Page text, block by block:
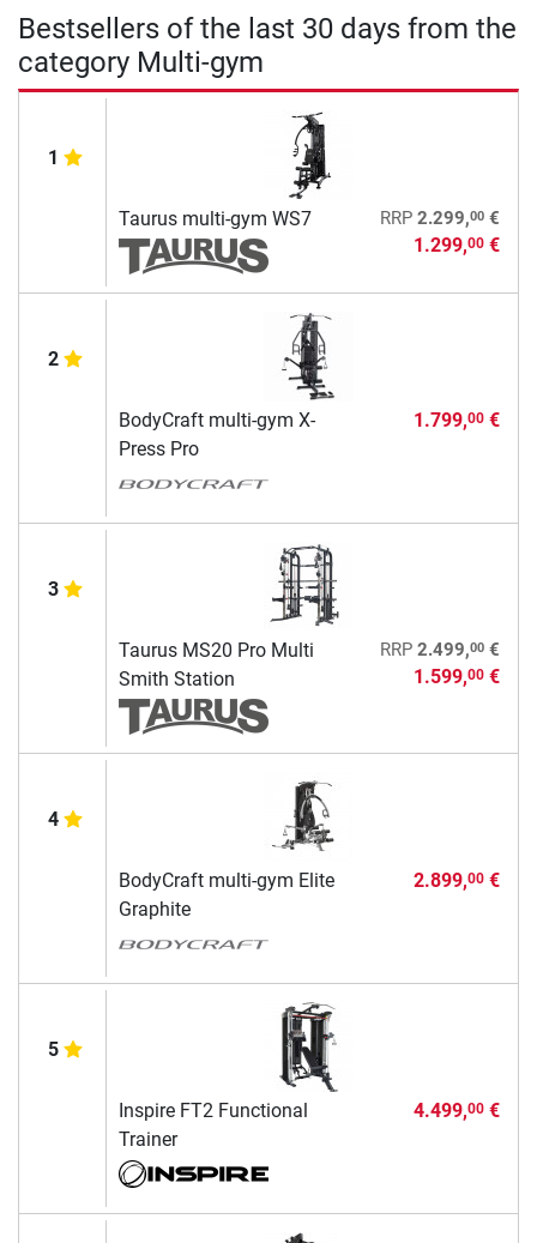
Bestsellers of the last 30 days from the
category Multi-gym
1
Taurus multi-gym WS7 RRP 2.299,00€
1.299,00€
2
BodyCraft multi-gym X-
Press Pro
1.799,00€
3
Taurus MS20 Pro Multi
Smith Station
RRP 2.499,00€
1.599,00€
4
BodyCraft multi-gym Elite
Graphite
2.899,00€
5
Inspire FT2 Functional
Trainer
4.499,00€